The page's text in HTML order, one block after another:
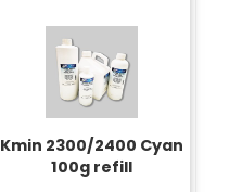
Kmin 2300/2400 Cyan
100g refill